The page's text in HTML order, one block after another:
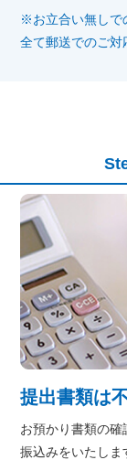
※お立合い無しで
全て郵送でのご対
提出書類は
お預かり書類の
振込みをいたしま